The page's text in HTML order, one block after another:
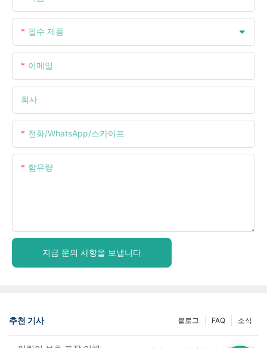
필수 제품
이메일
회사
전화/WhatsApp/스카이프
함유량
지금 문의 사항을 보냅니다
추천 기사 소식
FAQ
블로그